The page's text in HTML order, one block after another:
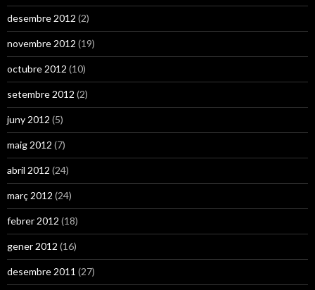
desembre 2012 (2)
novembre 2012 (19)
octubre 2012 (10)
setembre 2012 (2)
juny 2012 (5)
maig 2012 (7)
abril 2012 (24)
març 2012 (24)
febrer 2012 (18)
gener 2012 (16)
desembre 2011 (27)